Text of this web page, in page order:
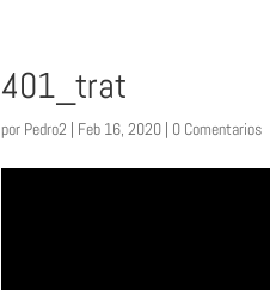
401_trat
por Pedro2 | Feb 16, 2020 | 0 Comentarios